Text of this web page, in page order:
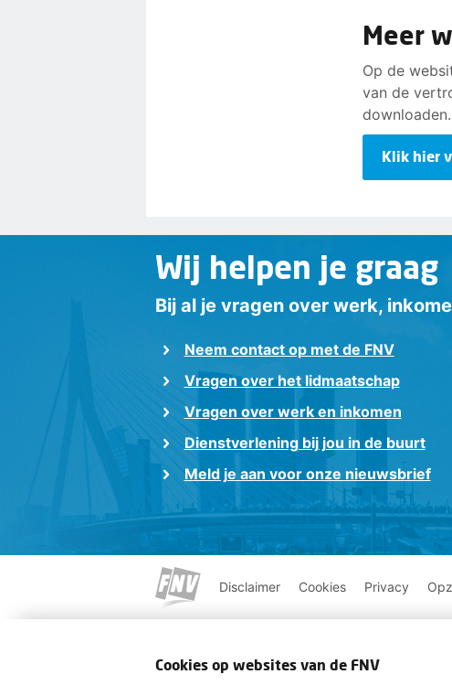
Meer
Op de
van de
downloaden.
Klik hier
Wij helpen je graag
Bij al je vragen over werk,
Neem contact op met de FNV
Vragen over het lidmaatschap
Vragen over werk en inkomen
Dienstverlening bij jou in de buurt
Meld je aan voor onze nieuwsbrief
Disclaimer Cookies Privacy
Cookies op websites van de FNV